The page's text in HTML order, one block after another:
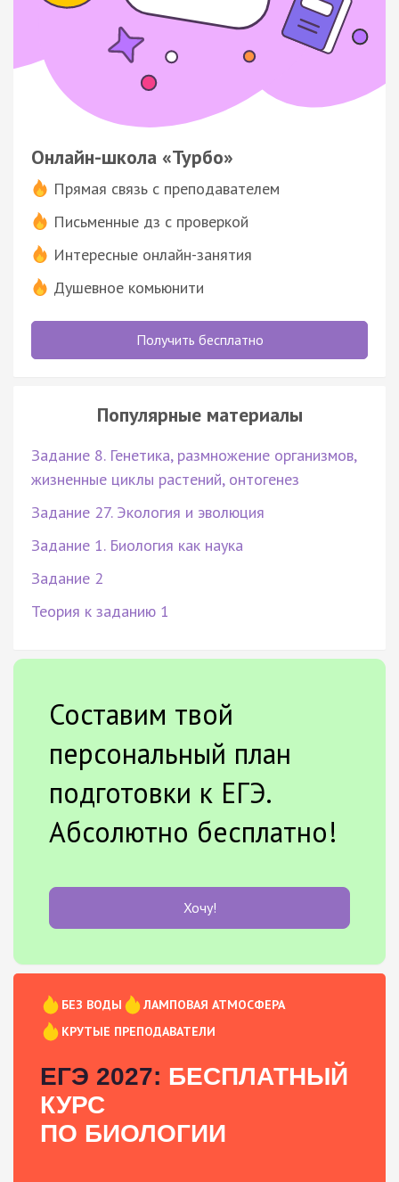
Онлайн-школа «Турбо»
Прямая связь с преподавателем
Письменные дз с проверкой
Интересные онлайн-занятия
Душевное комьюнити
Получить бесплатно
Популярные материалы
Задание 8. Генетика, размножение организмов,
жизненные циклы растений, онтогенез
Задание 27. Экология и эволюция
Задание 1. Биология как наука
Задание 2
Теория к заданию 1
Составим твой
персональный план
подготовки к ЕГЭ.
Абсолютно бесплатно!
Хочу!
БЕЗ ВОДЫ
ЛАМПОВАЯ АТМОСФЕРА
КРУТЫЕ ПРЕПОДАВАТЕЛИ
ЕГЭ 2027: БЕСПЛАТНЫЙ
КУРС
ПО БИОЛОГИИ